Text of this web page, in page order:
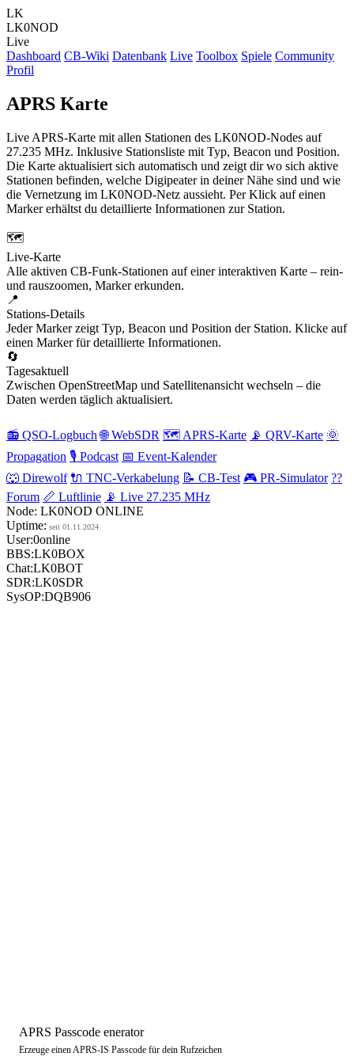
LK
LK0NOD
Live
Dashboard CB-Wiki Datenbank Live Toolbox Spiele Community
Profil
APRS Karte
Live APRS-Karte mit allen Stationen des LK0NOD-Nodes auf
27.235 MHz. Inklusive Stationsliste mit Typ, Beacon und Position.
Die Karte aktualisiert sich automatisch und zeigt dir wo sich aktive
Stationen befinden, welche Digipeater in deiner Nähe sind und wie
die Vernetzung im LK0NOD-Netz aussieht. Per Klick auf einen
Marker erhältst du detaillierte Informationen zur Station.
🗺️
Live-Karte
Alle aktiven CB-Funk-Stationen auf einer interaktiven Karte – rein-
und rauszoomen, Marker erkunden.
📍
Stations-Details
Jeder Marker zeigt Typ, Beacon und Position der Station. Klicke auf
einen Marker für detaillierte Informationen.
🔄
Tagesaktuell
Zwischen OpenStreetMap und Satellitenansicht wechseln – die
Daten werden täglich aktualisiert.
📻 QSO-Logbuch 🌐WebSDR 🗺️ APRS-Karte 📡 QRV-Karte 🌞
Propagation 🎙️ Podcast 📅 Event-Kalender
🐺 Direwolf 🔌 TNC-Verkabelung 📝 CB-Test 🎮 PR-Simulator ??
Forum 📏 Luftlinie 📡 Live 27.235 MHz
Node: LK0NOD ONLINE
Uptime: seit 01.11.2024
User:0online
BBS:LK0BOX
Chat:LK0BOT
SDR:LK0SDR
SysOP:DQB906
APRS Passcode enerator
Erzeuge einen APRS-IS Passcode für dein Rufzeichen